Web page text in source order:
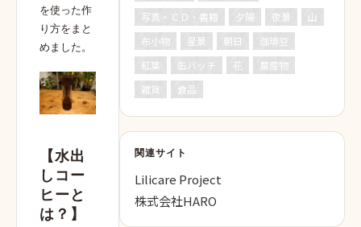
を使った作
り方をまと
めました。
【 水出
しコー
ヒーと
は？】
写真・ＣＤ・書籍
夕陽 夜景
山
布小物
星景 朝日
珈琲豆
紅葉
缶バッチ 花
農産物
雑貨
食品
関連サイト
Lilicare Project
株式会社HARO